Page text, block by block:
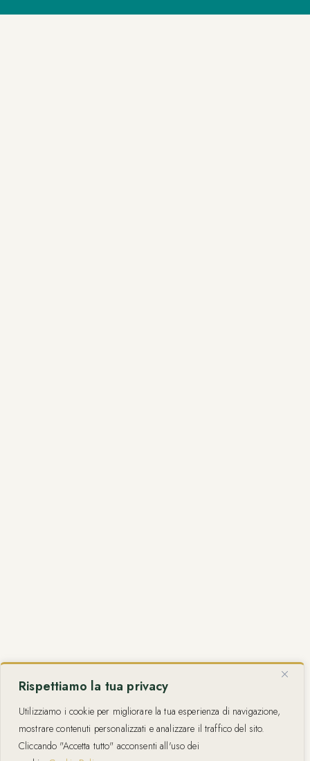
Rispettiamo la tua privacy
Utilizziamo i cookie per migliorare la tua esperienza di navigazione,
mostrare contenuti personalizzati e analizzare il traffico del sito.
Cliccando "Accetta tutto" acconsenti all'uso dei